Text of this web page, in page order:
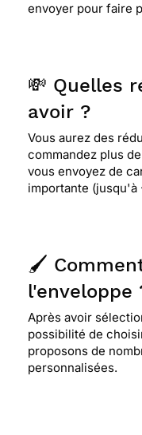
envoyer pour faire
💸 Quelles
avoir ?
Vous aurez des
commandez plus
vous envoyez de
importante
🖌️
l'enveloppe
Après avoir
possibilité de
proposons de
personnalisées.